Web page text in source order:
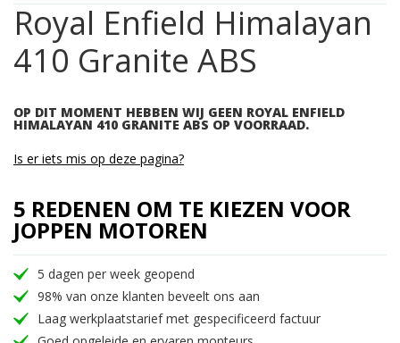
Royal Enfield Himalayan
410 Granite ABS
OP DIT MOMENT HEBBEN WIJ GEEN ROYAL ENFIELD
HIMALAYAN 410 GRANITE ABS OP VOORRAAD.
Is er iets mis op deze pagina?
5 REDENEN OM TE KIEZEN VOOR
JOPPEN MOTOREN
5 dagen per week geopend
98% van onze klanten beveelt ons aan
Laag werkplaatstarief met gespecificeerd factuur